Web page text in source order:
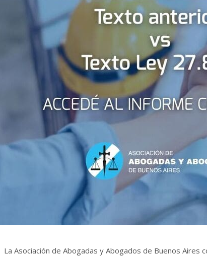
La Asociación de Abogadas y Abogados de Buenos Aires